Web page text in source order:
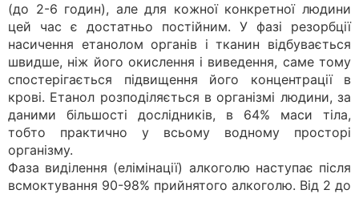
(до 2-6 годин), але для кожної конкретної людини
цей час є достатньо постійним. У фазі резорбції
насичення етанолом органів і тканин відбувається
швидше, ніж його окислення і виведення, саме тому
спостерігається підвищення його концентрації в
крові. Етанол розподіляється в організмі людини, за
даними більшості дослідників, в 64% маси тіла,
тобто практично у всьому водному просторі
організму.
Фаза виділення (елімінації) алкоголю наступає після
всмоктування 90-98% прийнятого алкоголю. Від 2 до